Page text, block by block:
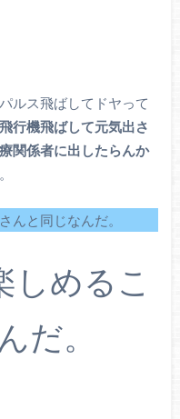
ルス飛ばしてドヤって
行機飛ばして元気出さ
関係者に出したらんか
んと同じなんだ。
しめるこ
だ。